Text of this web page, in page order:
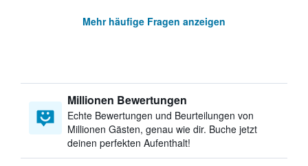
Mehr häufige Fragen anzeigen
Millionen Bewertungen
Echte Bewertungen und Beurteilungen von
Millionen Gästen, genau wie dir. Buche jetzt
deinen perfekten Aufenthalt!